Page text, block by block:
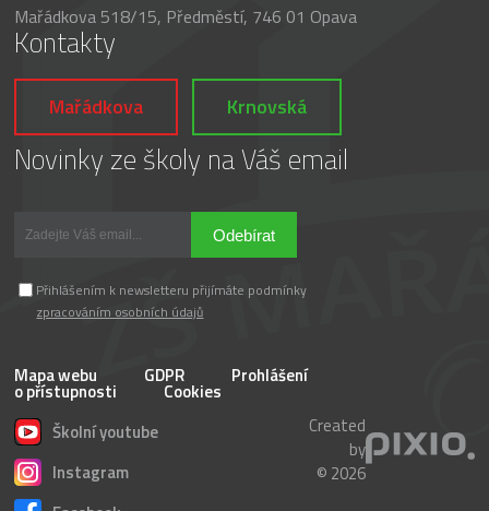
Mařádkova 518/15, Předměstí, 746 01 Opava
Kontakty
Mařádkova Krnovská
Novinky ze školy na Váš email
Odebírat
Přihlášením k newsletteru přijímáte podmínky
zpracováním osobních údajů
Mapa webu GDPR Prohlášení
o přístupnosti
Cookies
Školní youtube
Instagram
Created
by
© 2026